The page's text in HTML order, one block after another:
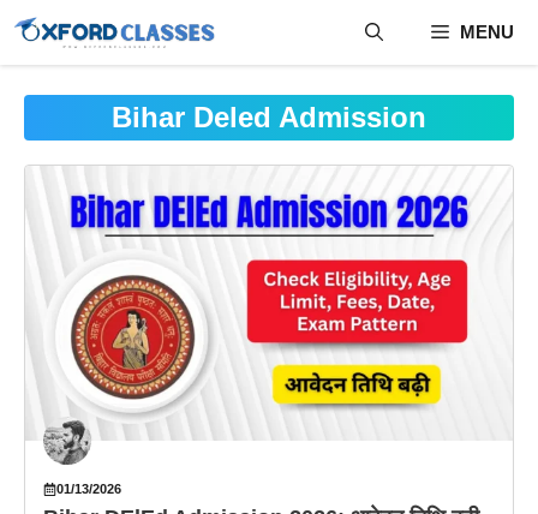
content
MENU
Bihar Deled Admission
01/13/2026